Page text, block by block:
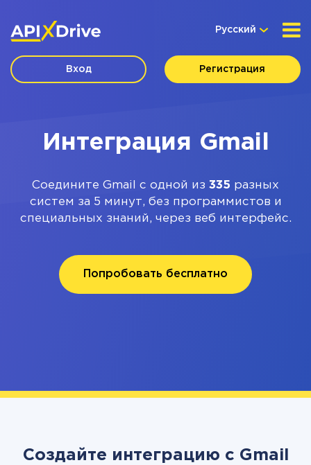
Русский
Вход Регистрация
Интеграция Gmail
Соедините Gmail с одной из 335 разных
систем за 5 минут, без программистов и
специальных знаний, через веб интерфейс.
Попробовать бесплатно
Создайте интеграцию с Gmail